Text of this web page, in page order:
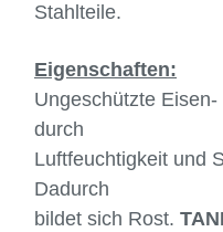
Stahlteile.
Eigenschaften:
Ungeschützte
durch
Luftfeuchtigkeit und
Dadurch
bildet sich Rost.